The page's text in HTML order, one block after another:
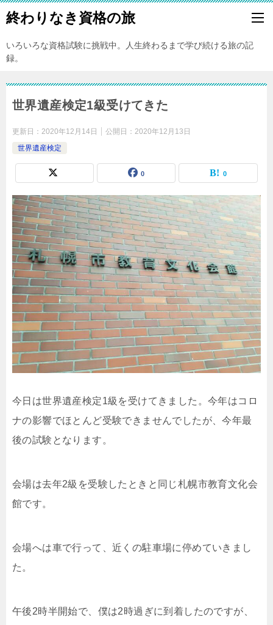
終わりなき資格の旅
いろいろな資格試験に挑戦中。人生終わるまで学び続ける旅の記
録。
世界遺産検定1級受けてきた
更新日： 2020年12月14日 公開日： 2020年12月13日
世界遺産検定
0 0
今日は世界遺産検定1級を受けてきました。今年はコロ
ナの影響でほとんど受験できませんでしたが、今年最
後の試験となります。
会場は去年2級を受験したときと同じ札幌市教育文化会
館です。
会場へは車で行って、近くの駐車場に停めていきまし
た。
午後2時半開始で、僕は2時過ぎに到着したのですが、